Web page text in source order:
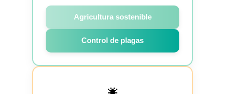
Agricultura sostenible
Control de plagas